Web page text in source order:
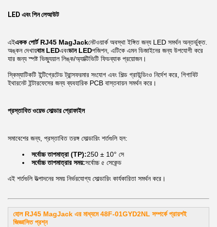
LED এবং পিন লেআউট
এইএকক পোর্ট RJ45 MagJackনেটওয়ার্ক অবস্থা ইঙ্গিত জন্য LED সমর্থন অন্তর্ভুক্ত.
অঙ্কন দেখায়বাম LEDএবংডান LEDপজিশন, এটিকে এমন ডিজাইনের জন্য উপযোগী করে
যার জন্য স্পষ্ট ভিজ্যুয়াল লিঙ্ক/অ্যাক্টিভিটি ফিডব্যাক প্রয়োজন।
স্কিম্যাটিকটি ইন্টিগ্রেটেড ট্রান্সফরমার সংযোগ এবং শিল্ড গ্রাউন্ডিংও নির্দেশ করে, গিগাবিট
ইথারনেট ইন্টারফেসের জন্য ব্যবহারিক PCB বাস্তবায়ন সমর্থন করে।
প্রস্তাবিত ওয়েভ সোল্ডার প্রোফাইল
সমাবেশের জন্য, প্রস্তাবিত তরঙ্গ সোল্ডারিং শর্তগুলি হল:
সর্বোচ্চ তাপমাত্রা (TP):250 ± 10° সে
সর্বোচ্চ তাপমাত্রার সময়:সর্বোচ্চ ৫ সেকেন্ড
এই শর্তগুলি উত্পাদনের সময় নির্ভরযোগ্য সোল্ডারিং কার্যকারিতা সমর্থন করে।
হোল RJ45 MagJack এর মাধ্যমে 48F-01GYD2NL সম্পর্কে প্রায়শই
জিজ্ঞাসিত প্রশ্ন